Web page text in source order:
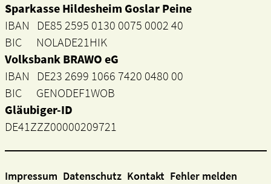
Sparkasse Hildesheim Goslar Peine
IBAN DE85 2595 0130 0075 0002 40
BIC NOLADE21HIK
Volksbank BRAWO eG
IBAN DE23 2699 1066 7420 0480 00
BIC GENODEF1WOB
Gläubiger-ID
DE41ZZZ00000209721
Impressum Datenschutz Kontakt Fehler melden